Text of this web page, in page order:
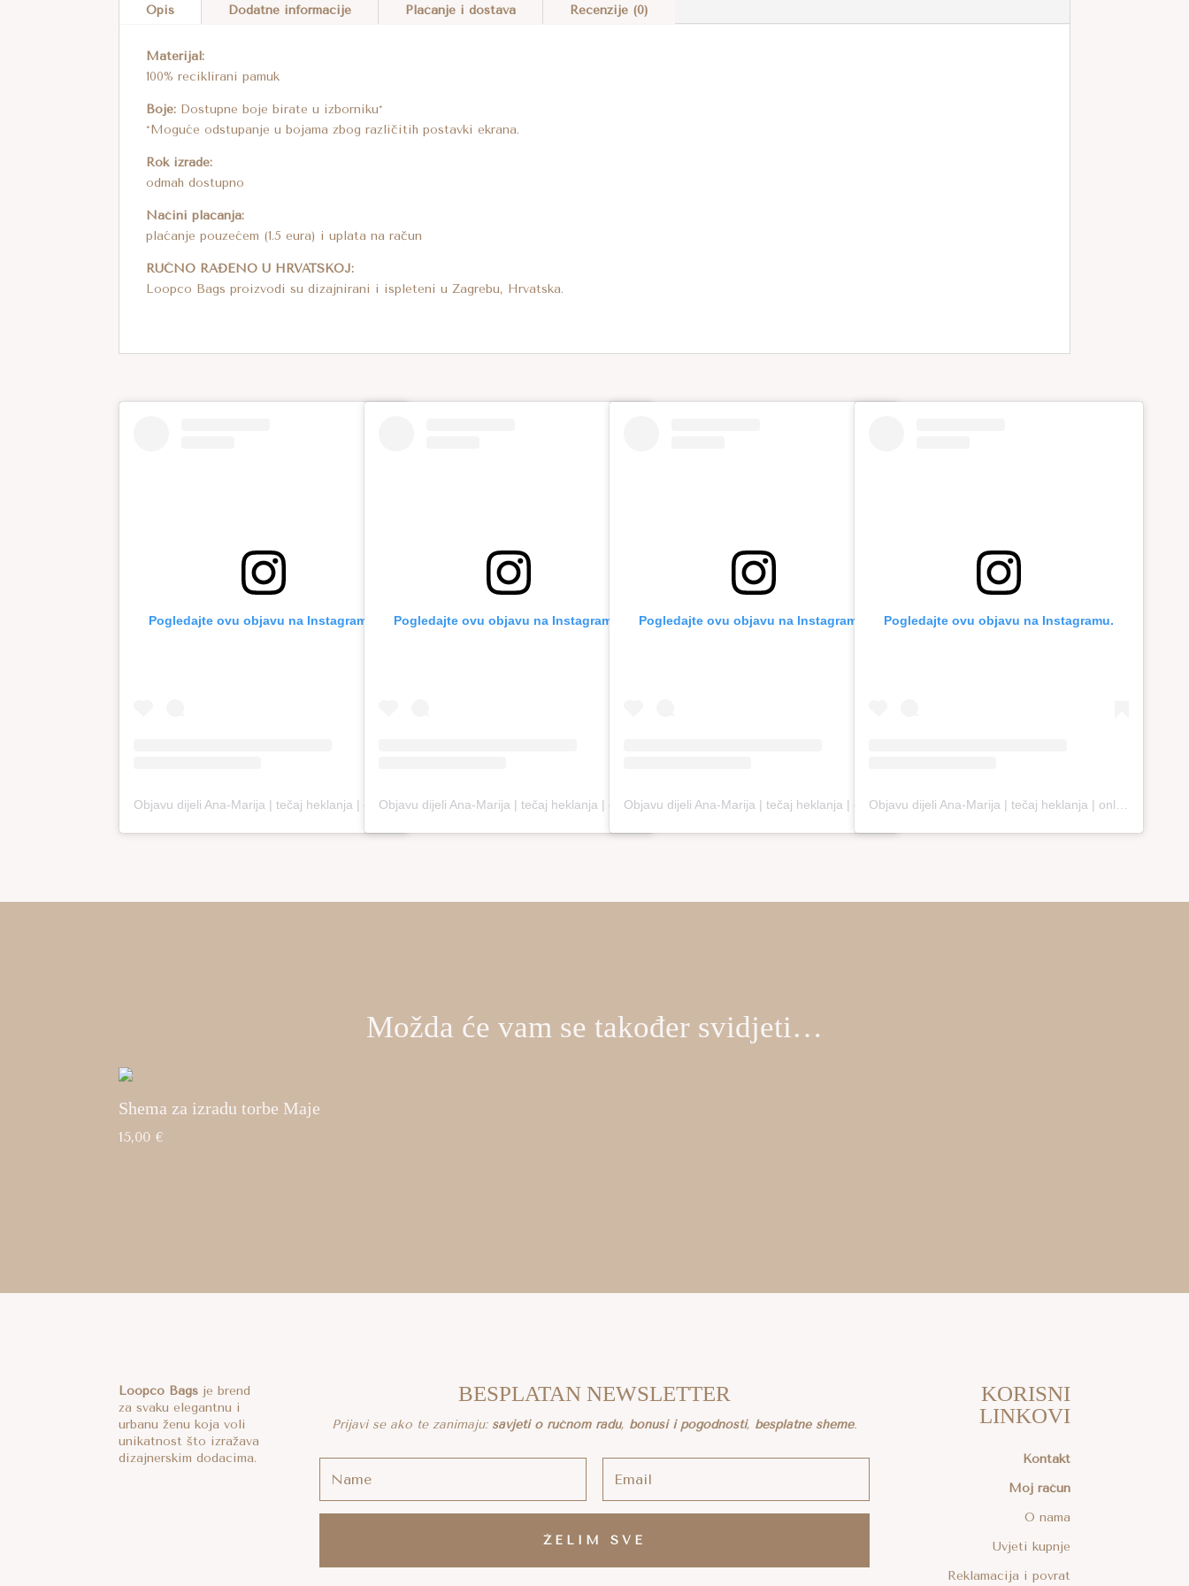
T
Opis Dodatne informacije Plaćanje i dostava Recenzije (0)
Materijal:
100% reciklirani pamuk
Boje: Dostupne boje birate u izborniku*
*Moguće odstupanje u bojama zbog različitih postavki ekrana.
Rok izrade:
odmah dostupno
Načini plaćanja:
plaćanje pouzećem (1.5 eura) i uplata na račun
RUČNO RAĐENO U HRVATSKOJ:
Loopco Bags proizvodi su dizajnirani i ispleteni u Zagrebu, Hrvatska.
Pogledajte ovu objavu na Instagramu.
Objavu dijeli Ana-Marija | tečaj heklanja | online edukacija (@loopco.bags.academy)
Pogledajte ovu objavu na Instagramu.
Objavu dijeli Ana-Marija | tečaj heklanja | online edukacija (@loopco.bags.academy)
Pogledajte ovu objavu na Instagramu.
Objavu dijeli Ana-Marija | tečaj heklanja | online edukacija (@loopco.bags.academy)
Pogledajte ovu objavu na Instagramu.
Možda će vam se također svidjeti…
Shema za izradu torbe Maje
15,00€
Loopco Bags je brend
za svaku elegantnu i
urbanu ženu koja voli
unikatnost što izražava
dizajnerskim dodacima.
BESPLATAN NEWSLETTER
Prijavi se ako te zanimaju: savjeti o ručnom radu, bonusi i pogodnosti, besplatne sheme.
ŽELIM SVE
KORISNI
LINKOVI
Kontakt
Moj račun
O nama
Uvjeti kupnje
Reklamacija i povrat